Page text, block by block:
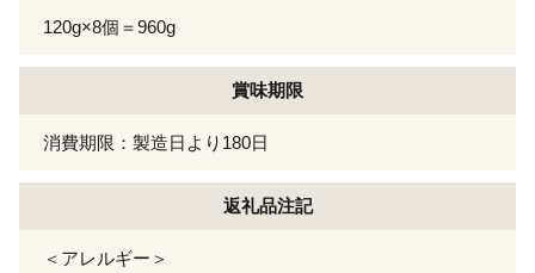
120g×8個＝960g
賞味期限
消費期限：製造日より180日
返礼品注記
＜アレルギー＞